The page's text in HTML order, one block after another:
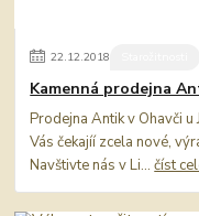
22.12.2018
Kamenná prodejna
Prodejna Antik v Ohavči
Vás čekajíí zcela nové,
Navštivte nás v Li...číst